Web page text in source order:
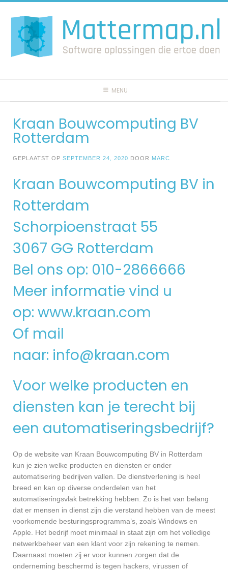
naar
inhoud
MENU
Kraan Bouwcomputing BV
Rotterdam
GEPLAATST OP SEPTEMBER 24, 2020 DOOR MARC
Kraan Bouwcomputing BV in
Rotterdam
Schorpioenstraat 55
3067 GG Rotterdam
Bel ons op: 010-2866666
Meer informatie vind u
op: www.kraan.com
Of mail
naar: info@kraan.com
Voor welke producten en
diensten kan je terecht bij
een automatiseringsbedrijf?
Op de website van Kraan Bouwcomputing BV in Rotterdam
kun je zien welke producten en diensten er onder
automatisering bedrijven vallen. De dienstverlening is heel
breed en kan op diverse onderdelen van het
automatiseringsvlak betrekking hebben. Zo is het van belang
dat er mensen in dienst zijn die verstand hebben van de meest
voorkomende besturingsprogramma’s, zoals Windows en
Apple. Het bedrijf moet minimaal in staat zijn om het volledige
netwerkbeheer van een klant voor zijn rekening te nemen.
Daarnaast moeten zij er voor kunnen zorgen dat de
onderneming beschermd is tegen hackers, virussen of